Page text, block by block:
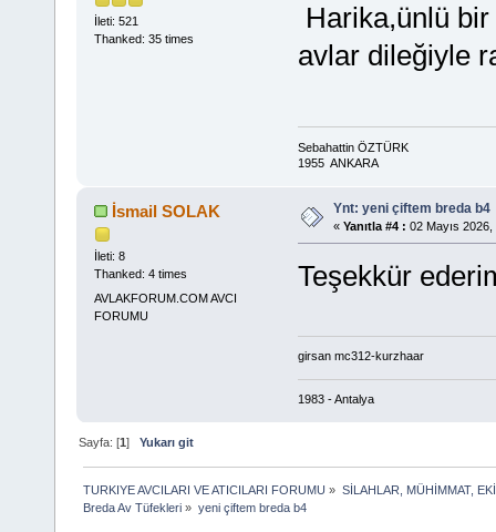
İleti: 521
Thanked: 35 times
Harika,ünlü bir
avlar dileğiyle
Sebahattin ÖZTÜRK
1955 ANKARA
İsmail SOLAK
İleti: 8
Thanked: 4 times
AVLAKFORUM.COM AVCI
FORUMU
Ynt: yeni çiftem breda b4
« Yanıtla #4 : 02 Mayıs
Teşekkür
girsan mc312-kurzhaar
1983 - Antalya
Sayfa: [1]Yukarı git
TURKIYE AVCILARI VE ATICILARI FORUMU » SİLAHLAR, MÜHİMMAT,
Breda Av Tüfekleri » yeni çiftem breda b4